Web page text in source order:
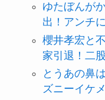
ゆたぼんが
出！アンチ
櫻井孝宏と
家引退！二
とうあの鼻
ズニーイケ